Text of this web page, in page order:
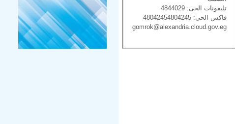
تليفونات الحى: 4844029
فاكس الحى: 48042454804245
gomrok@alexandria.cloud.gov.eg